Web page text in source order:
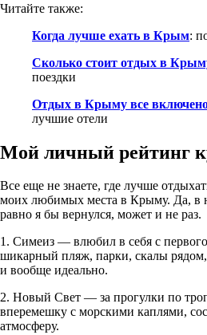
Читайте также:
Когда лучше ехать в Крым:
Сколько стоит отдых в
поездки
Отдых в Крыму все
лучшие отели
Мой личный рейтинг
Все еще не знаете, где лучше
моих любимых места в Крыму. Да, в
равно я бы вернулся, может и не раз.
1. Симеиз — влюбил в себя с
шикарный пляж, парки, скалы
и вообще идеально.
2. Новый Свет — за прогулки по
вперемешку с морскими каплями,
атмосферу.